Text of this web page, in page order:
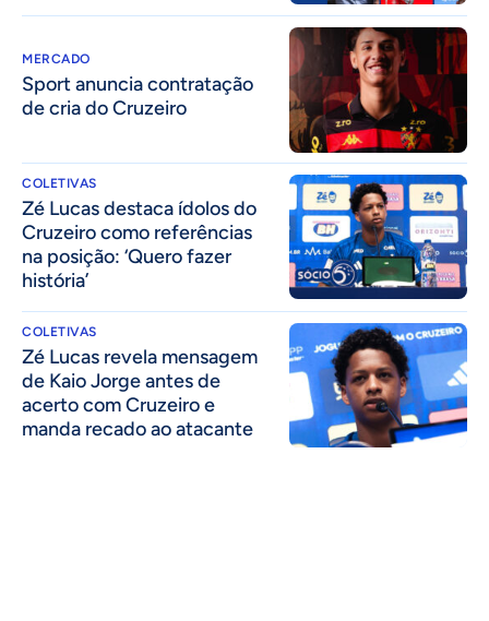
MERCADO
Sport anuncia contratação
de cria do Cruzeiro
COLETIVAS
Zé Lucas destaca ídolos do
Cruzeiro como referências
na posição: ‘Quero fazer
história’
COLETIVAS
Zé Lucas revela mensagem
de Kaio Jorge antes de
acerto com Cruzeiro e
manda recado ao atacante